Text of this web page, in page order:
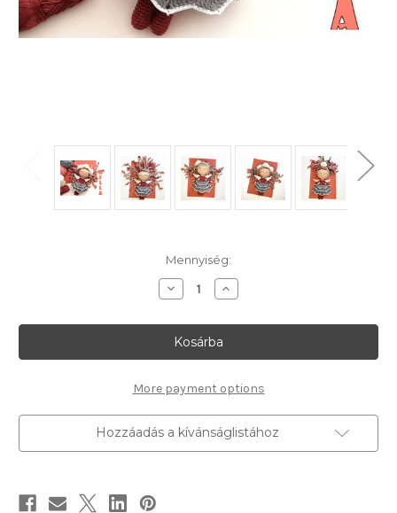
Mennyiség:
Willa
(Winter
mennyiségének
csökkentése
Willa
(Winter
mennyiségének
növelése
More payment options
Hozzáadás a kívánságlistához